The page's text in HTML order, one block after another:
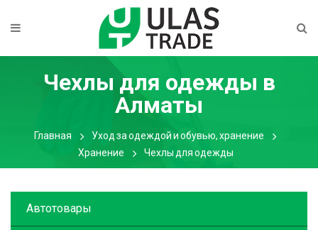
Чехлы для одежды в
Алматы
Главная
Уход за одеждой и обувью, хранение
Хранение
Чехлы для одежды
Автотовары